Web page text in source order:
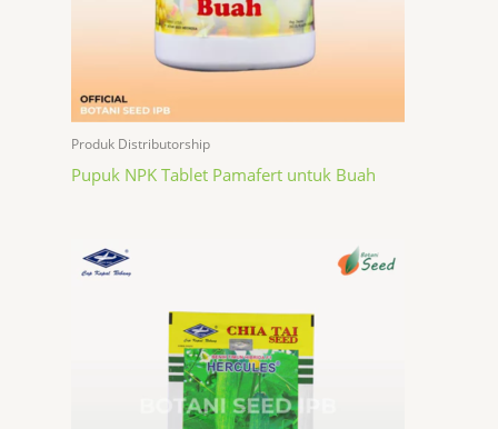
Produk Distributorship
Pupuk NPK Tablet Pamafert untuk Buah